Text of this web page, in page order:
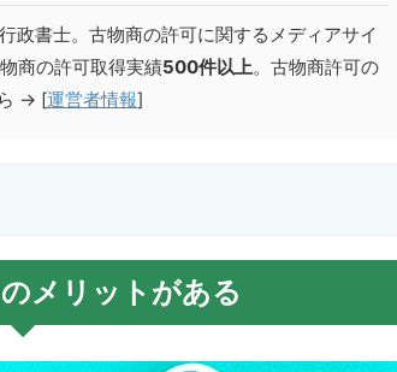
政書士。古物商の許可に関するメディアサイ
商の許可取得実績500件以上。古物商許可の
→ [運営者情報]
メリットがある